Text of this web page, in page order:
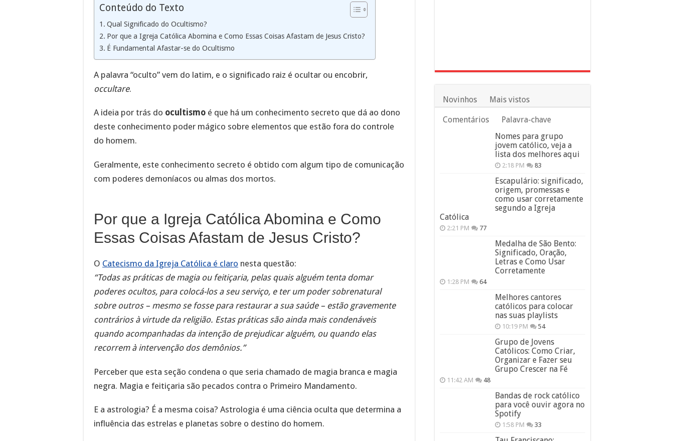
Conteúdo do Texto
Qual Significado do Ocultismo?
Por que a Igreja Católica Abomina e Como Essas Coisas Afastam de Jesus Cristo?
É Fundamental Afastar-se do Ocultismo
A palavra “oculto” vem do latim, e o significado raiz é ocultar ou encobrir,
occultare.
A ideia por trás do ocultismo é que há um conhecimento secreto que dá ao dono
deste conhecimento poder mágico sobre elementos que estão fora do controle
do homem.
Geralmente, este conhecimento secreto é obtido com algum tipo de comunicação
com poderes demoníacos ou almas dos mortos.
Por que a Igreja Católica Abomina e Como
Essas Coisas Afastam de Jesus Cristo?
O Catecismo da Igreja Católica é claro nesta questão:
“Todas as práticas de magia ou feitiçaria, pelas quais alguém tenta domar
poderes ocultos, para colocá-los a seu serviço, e ter um poder sobrenatural
sobre outros – mesmo se fosse para restaurar a sua saúde – estão gravemente
contrários à virtude da religião. Estas práticas são ainda mais condenáveis
quando acompanhadas da intenção de prejudicar alguém, ou quando elas
recorrem à intervenção dos demônios.”
Perceber que esta seção condena o que seria chamado de magia branca e magia
negra. Magia e feitiçaria são pecados contra o Primeiro Mandamento.
E a astrologia? É a mesma coisa? Astrologia é uma ciência oculta que determina a
influência das estrelas e planetas sobre o destino do homem.
Novinhos Mais vistos
Comentários
Palavra-chave
Nomes para grupo
jovem católico, veja a
lista dos melhores aqui
2:18 PM 83
Escapulário: significado,
origem, promessas e
como usar corretamente
segundo a Igreja
Católica
2:21 PM 77
Medalha de São Bento:
Significado, Oração,
Letras e Como Usar
Corretamente
1:28 PM 64
Melhores cantores
católicos para colocar
nas suas playlists
10:19 PM 54
Grupo de Jovens
Católicos: Como Criar,
Organizar e Fazer seu
Grupo Crescer na Fé
11:42 AM 48
Bandas de rock católico
para você ouvir agora no
Spotify
1:58 PM 33